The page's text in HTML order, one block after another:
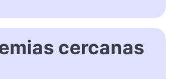
cercanas